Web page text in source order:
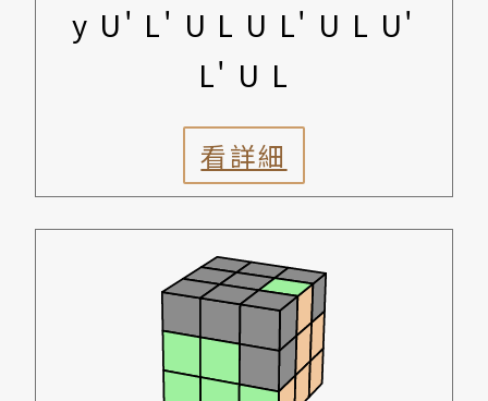
y U' L' U L U L' U L U'
L' U L
看詳細